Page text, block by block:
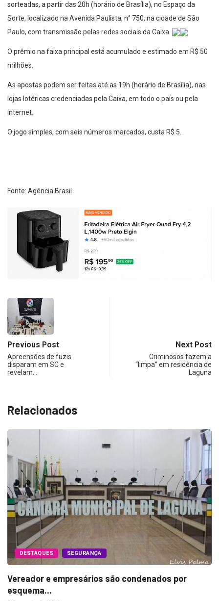
sorteadas, a partir das 20h (horário de Brasília), no Espaço da
Sorte, localizado na Avenida Paulista, n° 750, na cidade de São
Paulo, com transmissão pelas redes sociais da Caixa.
O prêmio na faixa principal está acumulado e estimado em R$ 50
milhões.
As apostas podem ser feitas até as 19h (horário de Brasília), nas
lojas lotéricas credenciadas pela Caixa, em todo o país ou pela
internet.
O jogo simples, com seis números marcados, custa R$ 5.
Fonte: Agência Brasil
Previous Post
Apreensões de fuzis
disparam em SC e
revelam…
Next Post
Criminosos fazem a
“limpa” em residência de
Laguna
Relacionados
DESTAQUES SEGURANÇA
Vereador e empresários são condenados por
esquema...